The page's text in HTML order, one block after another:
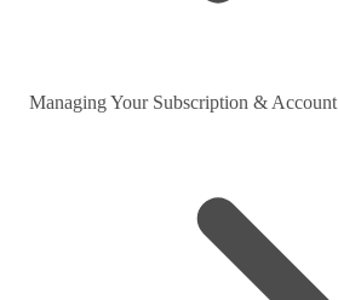
Managing Your Subscription & Account